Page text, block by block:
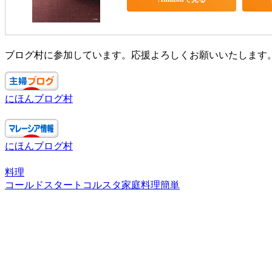
ブログ村に参加しています。応援よろしくお願いいたします
にほんブログ村
にほんブログ村
料理
コールドスタート コルスタ家庭料理簡単